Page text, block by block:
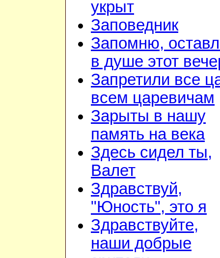
укрыт
Заповедник
Запомню,
в душе этот
Запретили все
всем царевичам
Зарыты в нашу
память на века
Здесь сидел ты,
Валет
Здравствуй,
"Юность", это я
Здравствуйте,
наши добрые